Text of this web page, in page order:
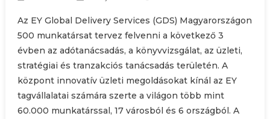
Az EY Global Delivery Services (GDS) Magyarországon
500 munkatársat tervez felvenni a következő 3
évben az adótanácsadás, a könyvvizsgálat, az üzleti,
stratégiai és tranzakciós tanácsadás területén. A
központ innovatív üzleti megoldásokat kínál az EY
tagvállalatai számára szerte a világon több mint
60.000 munkatárssal, 17 városból és 6 országból. A